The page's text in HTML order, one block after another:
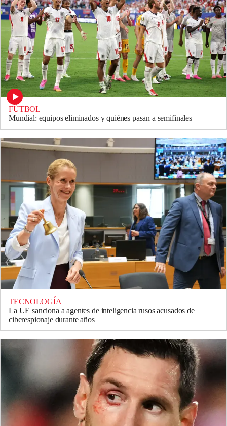
FÚTBOL
Mundial: equipos eliminados y quiénes pasan a semifinales
TECNOLOGÍA
La UE sanciona a agentes de inteligencia rusos acusados de
ciberespionaje durante años